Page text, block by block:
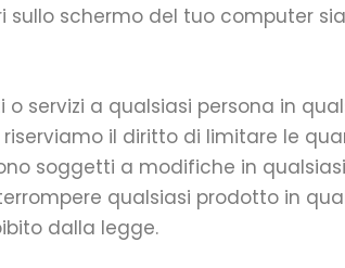
sullo schermo del tuo computer sia
servizi a qualsiasi persona in
il diritto di limitare le
soggetti a modifiche in qualsiasi
qualsiasi prodotto in
dalla legge.